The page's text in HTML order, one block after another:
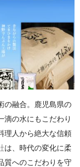
の融合。鹿児島県の
滴の水にもこだわり
理人から絶大な信頼
は、時代の変化に柔
質へのこだわりを守